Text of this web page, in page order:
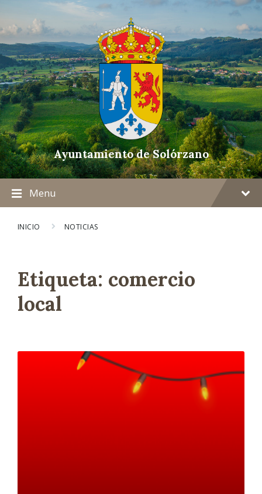
Ayuntamiento de Solórzano
Menu
INICIO NOTICIAS
Etiqueta: comercio
local
L